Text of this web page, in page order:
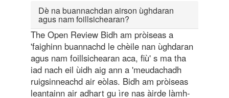
Dè na buannachdan airson ùghdaran
agus nam foillsichearan?
The Open Review Bidh am pròiseas a
'faighinn buannachd le chèile nan ùghdaran
agus nam foillsichearan aca, fiù' s ma tha
iad nach eil ùidh aig ann a 'meudachadh
ruigsinneachd air eòlas. Bidh am pròiseas
leantainn air adhart gu ìre nas àirde làmh-